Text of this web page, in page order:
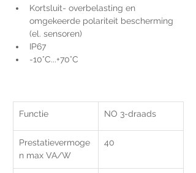
Kortsluit- overbelasting en
omgekeerde polariteit bescherming
(el. sensoren)
IP67
-10°C...+70°C
Functie NO 3-draads
Prestatievermoge
n max VA/W
40